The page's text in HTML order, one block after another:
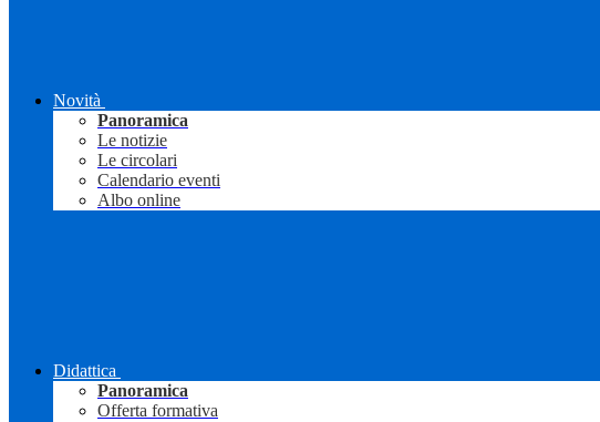
Novità
Panoramica
Le notizie
Le circolari
Calendario eventi
Albo online
Didattica
Panoramica
Offerta formativa